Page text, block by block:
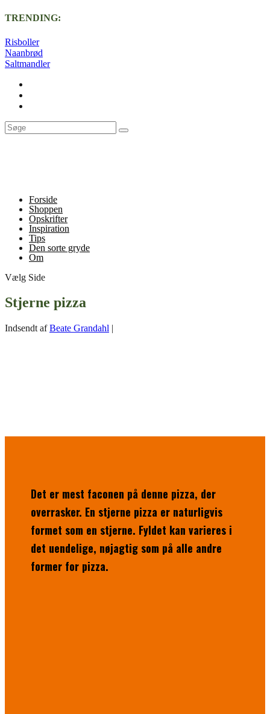
TRENDING:
Risboller
Naanbrød
Saltmandler
Forside
Shoppen
Opskrifter
Inspiration
Tips
Den sorte gryde
Om
Vælg Side
Stjerne pizza
Indsendt afBeate Grandahl |
Det er mest faconen på denne pizza, der
overrasker. En stjerne pizza er naturligvis
formet som en stjerne. Fyldet kan varieres i
det uendelige, nøjagtig som på alle andre
former for pizza.